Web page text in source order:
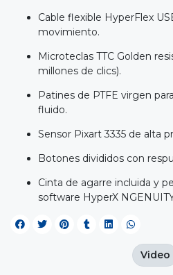
Cable flexible HyperFlex
movimiento.
Microteclas TTC Golden
millones de clics).
Patines de PTFE virgen
fluido.
Sensor Pixart 3335 de alta
Botones divididos con
Cinta de agarre incluida y
software HyperX
Video